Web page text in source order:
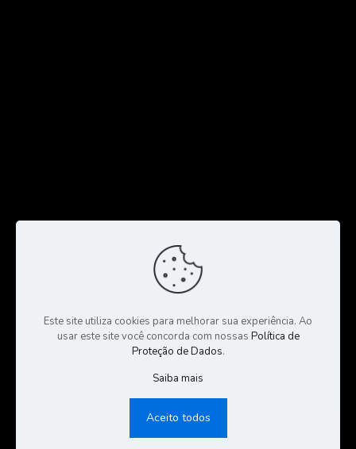
Publicidade
Este site utiliza cookies para melhorar sua experiência. Ao
usar este site você concorda com nossas Política de
Proteção de Dados.
Saiba mais
Aceito todos